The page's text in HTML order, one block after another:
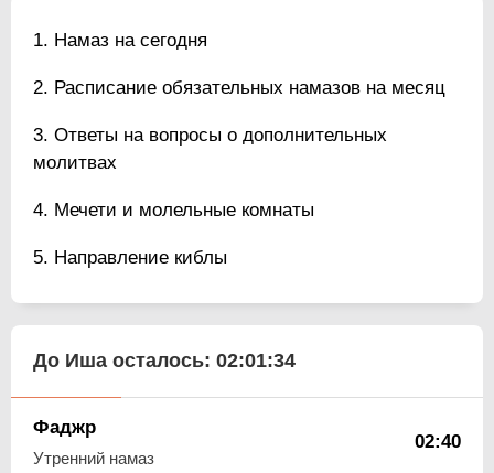
Намаз на сегодня
Расписание обязательных намазов на месяц
Ответы на вопросы о дополнительных
молитвах
Мечети и молельные комнаты
Направление киблы
До Иша осталось: 02:01:33
Фаджр
Утренний намаз
02:40